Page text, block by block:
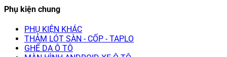
Phụ kiện chung
PHỤ KIỆN KHÁC
THẢM LÓT SÀN - CỐP - TAPLO
GHẾ DA Ô TÔ